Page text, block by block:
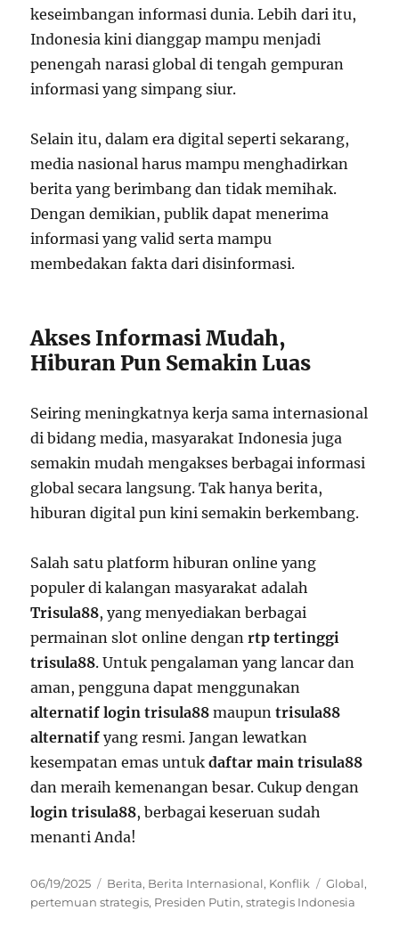
keseimbangan informasi dunia. Lebih dari itu,
Indonesia kini dianggap mampu menjadi
penengah narasi global di tengah gempuran
informasi yang simpang siur.
Selain itu, dalam era digital seperti sekarang,
media nasional harus mampu menghadirkan
berita yang berimbang dan tidak memihak.
Dengan demikian, publik dapat menerima
informasi yang valid serta mampu
membedakan fakta dari disinformasi.
Akses Informasi Mudah,
Hiburan Pun Semakin Luas
Seiring meningkatnya kerja sama internasional
di bidang media, masyarakat Indonesia juga
semakin mudah mengakses berbagai informasi
global secara langsung. Tak hanya berita,
hiburan digital pun kini semakin berkembang.
Salah satu platform hiburan online yang
populer di kalangan masyarakat adalah
Trisula88, yang menyediakan berbagai
permainan slot online denganrtp tertinggi
trisula88. Untuk pengalaman yang lancar dan
aman, pengguna dapat menggunakan
alternatif login trisula88 maupuntrisula88
alternatif yang resmi. Jangan lewatkan
kesempatan emas untukdaftar main trisula88
dan meraih kemenangan besar. Cukup dengan
login trisula88, berbagai keseruan sudah
menanti Anda!
Posted
on
06/19/2025 Categories
Berita, Berita Internasional, Konflik Tags
Global,
pertemuan strategis, Presiden Putin,strategis Indonesia